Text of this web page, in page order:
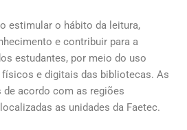
estimular o hábito da leitura,
e contribuir para a
estudantes, por meio do uso
e digitais das bibliotecas. As
acordo com as regiões
as unidades da Faetec.